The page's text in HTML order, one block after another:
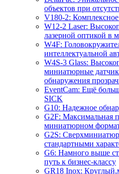
объектов при
V180-2:
W12-2 Laser:
лазерной оптикой в
W4F:
интеллектуальной
W4S-3 Glass:
миниатюрные
обнаружения
EventCam: Ещё
SICK
G10: Надежное
G2F: Максимальная
миниатюрном
G2S:
стандартными
G6: Намного выше
путь к бизнес-классу
GR18 Inox: